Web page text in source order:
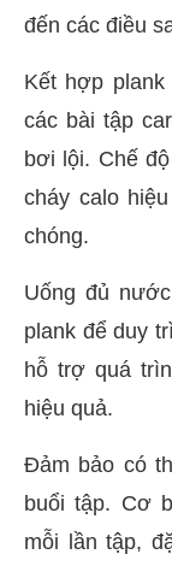
đến các điều
Kết hợp
các bài tập
bơi lội. Chế
cháy calo
chóng.
Uống đủ
plank để duy
hỗ trợ quá
hiệu quả.
Đảm bảo có
buổi tập. Cơ
mỗi lần tập,